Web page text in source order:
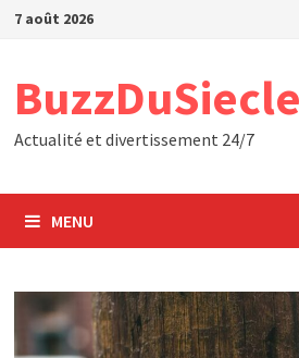
Passer
7 août 2026
Actualité et divertissement 24/7
MENU